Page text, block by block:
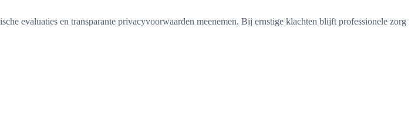
evaluaties en transparante privacyvoorwaarden meenemen. Bij ernstige klachten blijft professionele zorg